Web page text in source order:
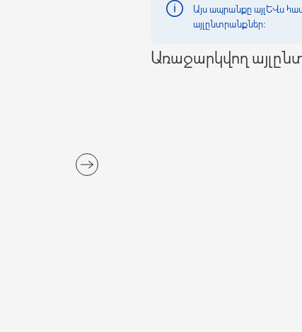
Այս ապրանքը այլևս
այլընտրանքներ։
Առաջարկվող